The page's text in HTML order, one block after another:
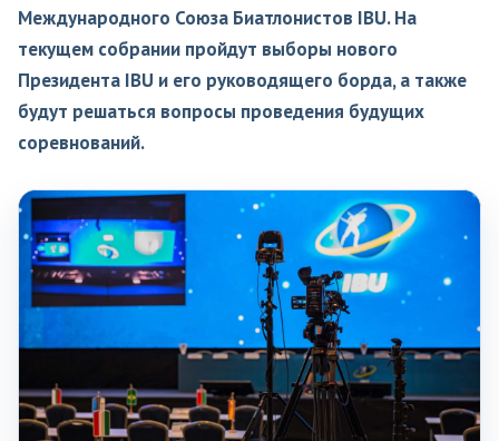
Международного Союза Биатлонистов IBU. На
текущем собрании пройдут выборы нового
Президента IBU и его руководящего борда, а также
будут решаться вопросы проведения будущих
соревнований.